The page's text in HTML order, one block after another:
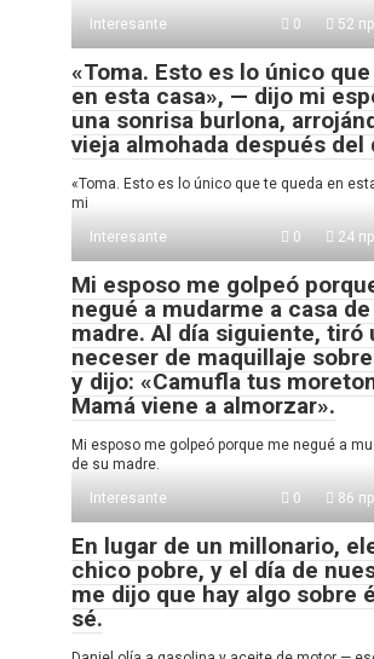
Interesante
0 52
«Toma. Esto es lo único
en esta casa», — dijo mi
una sonrisa burlona,
vieja almohada después del
«Toma. Esto es lo único que te queda en
mi
Interesante
0 24
Mi esposo me golpeó
negué a mudarme a casa
madre. Al día siguiente, tiró
neceser de maquillaje
y dijo: «Camufla tus
Mamá viene a almorzar».
Mi esposo me golpeó porque me negué a
de su madre.
Interesante
0 86
En lugar de un millonario,
chico pobre, y el día de
me dijo que hay algo sobre
sé.